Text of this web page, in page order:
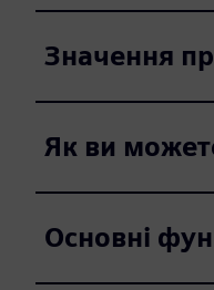
Значення
Як ви
Основні